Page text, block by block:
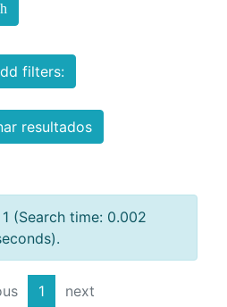
filters:
resultados
(Search time: 0.002
1 next